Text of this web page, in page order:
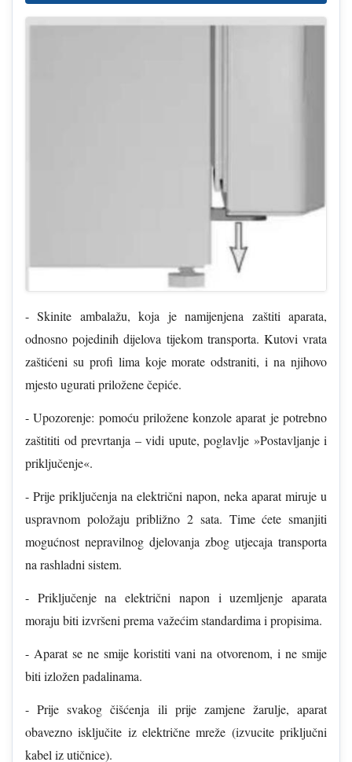
- Skinite ambalažu, koja je namijenjena zaštiti aparata,
odnosno pojedinih dijelova tijekom transporta. Kutovi vrata
zaštićeni su profi lima koje morate odstraniti, i na njihovo
mjesto ugurati priložene čepiće.
- Upozorenje: pomoću priložene konzole aparat je potrebno
zaštititi od prevrtanja – vidi upute, poglavlje »Postavljanje i
priključenje«.
- Prije priključenja na električni napon, neka aparat miruje u
uspravnom položaju približno 2 sata. Time ćete smanjiti
mogućnost nepravilnog djelovanja zbog utjecaja transporta
na rashladni sistem.
- Priključenje na električni napon i uzemljenje aparata
moraju biti izvršeni prema važećim standardima i propisima.
- Aparat se ne smije koristiti vani na otvorenom, i ne smije
biti izložen padalinama.
- Prije svakog čišćenja ili prije zamjene žarulje, aparat
obavezno isključite iz električne mreže (izvucite priključni
kabel iz utičnice).